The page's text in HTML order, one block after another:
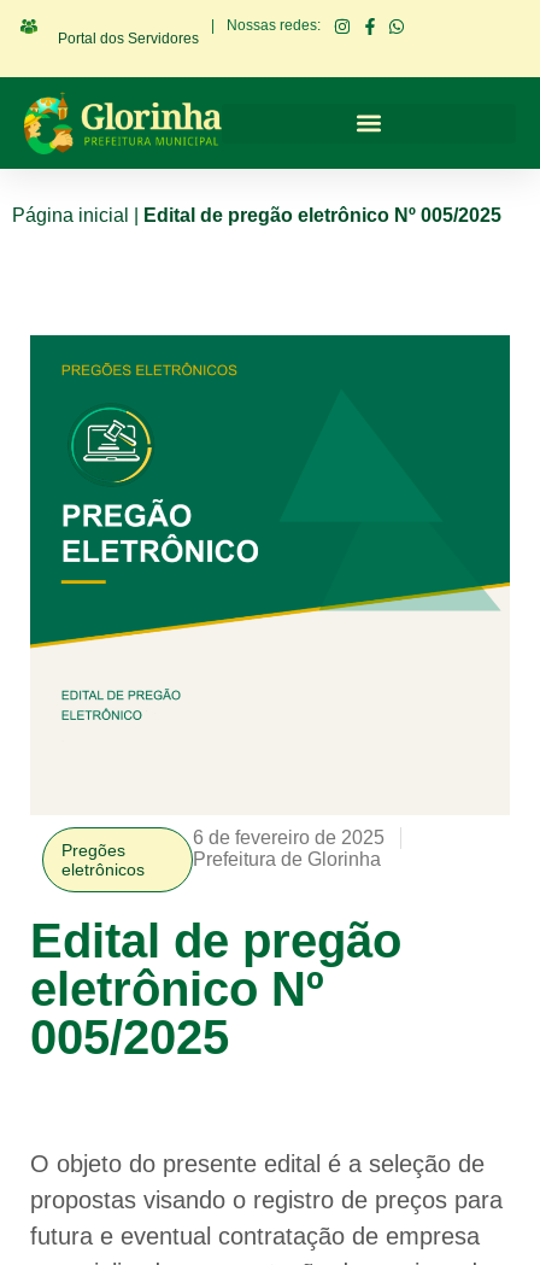
Portal dos Servidores
Nossas redes:
Página inicial Edital de pregão eletrônico Nº 005/2025
Pregões
eletrônicos
6 de fevereiro de 2025
Prefeitura de Glorinha
Edital de pregão
eletrônico Nº
005/2025
O objeto do presente edital é a seleção de
propostas visando o registro de preços para
futura e eventual contratação de empresa